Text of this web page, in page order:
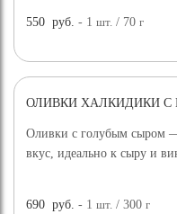
550 руб. - 1шт. / 70г
ОЛИВКИ ХАЛКИДИКИ С
Оливки с голубым сыром
вкус, идеально к сыру и
690 руб. - 1шт. / 300г